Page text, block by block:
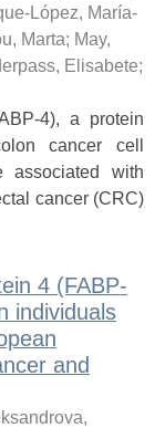
López, María-
Marta; May,
Elisabete;
4), a protein
cancer cell
associated with
cancer (CRC)
4 (FABP-
individuals
and